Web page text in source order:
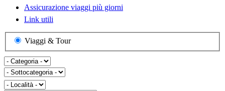
Assicurazione viaggi più giorni
Link utili
Viaggi & Tour